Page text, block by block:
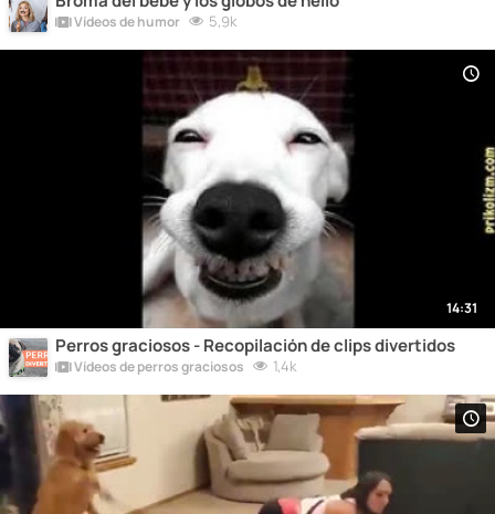
Vídeos de humor 5,9k
14:31
Perros graciosos - Recopilación de clips divertidos
Vídeos de perros graciosos 1,4k